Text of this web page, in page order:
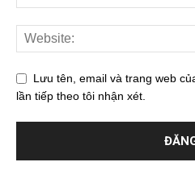
Lưu tên, email và trang web
lần tiếp theo tôi nhận xét.